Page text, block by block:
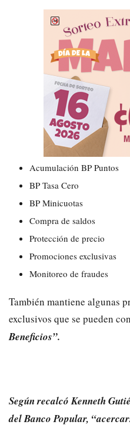
Acumulación BP Puntos
BP Tasa Cero
BP Minicuotas
Compra de saldos
Protección de precio
Promociones exclusivas
Monitoreo de fraudes
También mantiene algunas
exclusivos que se pueden
Beneficios”.
Según recalcó Kenneth
del Banco Popular,